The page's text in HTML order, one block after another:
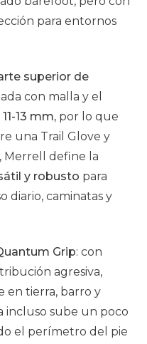
para entornos
superior de
con malla y el
11-13 mm, por lo que
una Trail Glove y
Merrell define la
y robusto para
diario, caminatas y
Grip: con
agresiva,
en tierra, barro y
incluso sube un poco
el perímetro del pie